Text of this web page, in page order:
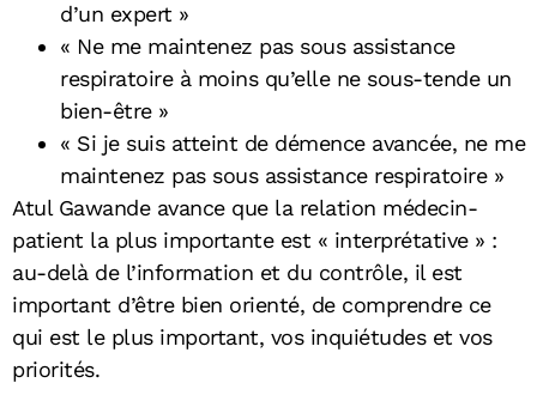
d’un expert »
« Ne me maintenez pas sous assistance
respiratoire à moins qu’elle ne sous-tende un
bien-être »
« Si je suis atteint de démence avancée, ne me
maintenez pas sous assistance respiratoire »
Atul Gawande avance que la relation médecin-
patient la plus importante est « interprétative » :
au-delà de l’information et du contrôle, il est
important d’être bien orienté, de comprendre ce
qui est le plus important, vos inquiétudes et vos
priorités.